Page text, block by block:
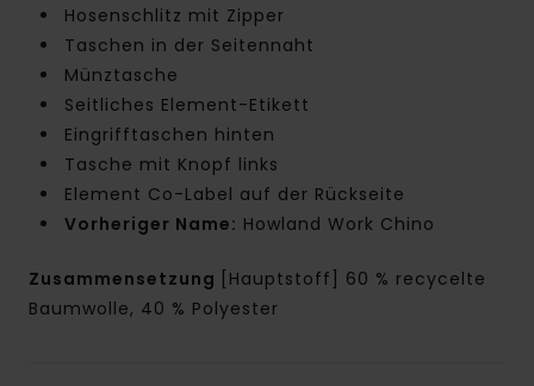
Hosenschlitz mit Zipper
Taschen in der Seitennaht
Münztasche
Seitliches Element-Etikett
Eingrifftaschen hinten
Tasche mit Knopf links
Element Co-Label auf der Rückseite
Vorheriger Name: Howland Work Chino
Zusammensetzung
[Hauptstoff] 60 % recycelte
Baumwolle, 40 % Polyester